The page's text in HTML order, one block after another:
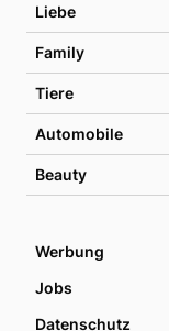
Liebe
Family
Tiere
Automobile
Beauty
Werbung
Jobs
Datenschutz